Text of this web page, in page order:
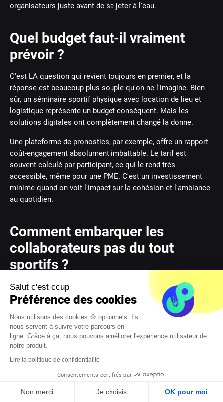
organisateurs juste avant de se jeter à l'eau.
Quel budget faut-il vraiment
prévoir ?
C'est LA question qui revient toujours en premier, et la
réponse est beaucoup plus souple qu'on ne l'imagine. Bien
sûr, un séminaire sportif physique avec location de lieu et
logistique représente un budget conséquent. Mais les
solutions digitales ont complètement changé la donne.
Une plateforme de pronostics, par exemple, offre un rapport
coût-engagement absolument imbattable. Le tarif est
souvent calculé par participant, ce qui le rend très
accessible, même pour une PME. C'est un investissement
minime quand on voit l'impact sur la cohésion et l'ambiance
au quotidien.
Comment embarquer les
collaborateurs pas du tout
sportifs ?
Soyons clairs : le but n'est pas de transformer vos équipes
en athlètes de haut niveau, mais de créer du lien. Et c'est là
que la magie des formats ludiques entre en jeu. Un concours
de pronostics ne repose pas sur la performance physique,
mais sur la convivialité, l'intuition et un petit grain de folie.
L'enjeu, c'est de rassembler tout le monde autour d'un
prétexte commun, où le plaisir de participer et de se lancer
des petits défis entre collègues prend le dessus sur la
Salut c'est ccup
Préférence des cookies
Nous utilisons des cookies 🍪 optionnels. Ils
nous servent à suivre votre parcours en
ligne. Grâce à ça, nous pouvons améliorer l'expérience utilisateur de
notre produit.
Lire la politique de confidentialité
Consentements certifiés par
Non merci Je choisis OK pour moi